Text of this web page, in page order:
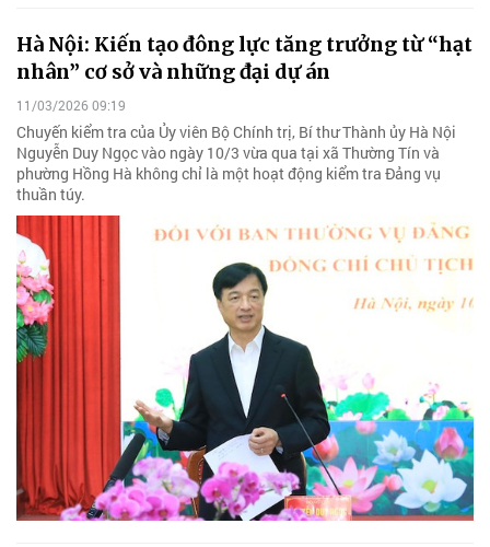
Hà Nội: Kiến tạo đông lực tăng trưởng từ “hạt
nhân” cơ sở và những đại dự án
11/03/2026 09:19
Chuyến kiểm tra của Ủy viên Bộ Chính trị, Bí thư Thành ủy Hà Nội
Nguyễn Duy Ngọc vào ngày 10/3 vừa qua tại xã Thường Tín và
phường Hồng Hà không chỉ là một hoạt động kiểm tra Đảng vụ
thuần túy.